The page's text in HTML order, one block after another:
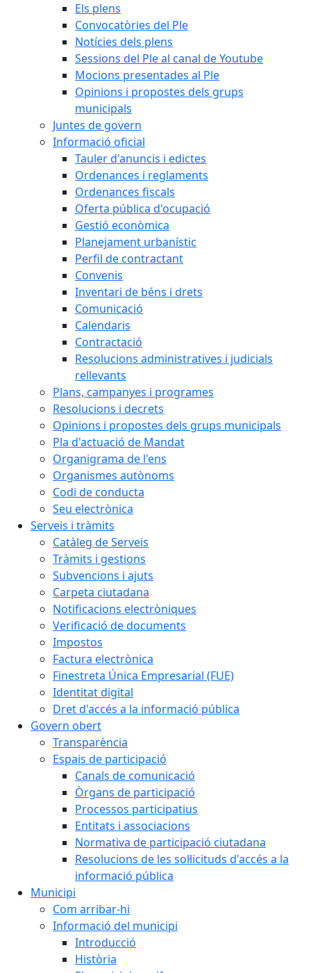
Els plens
Convocatòries del Ple
Notícies dels plens
Sessions del Ple al canal de Youtube
Mocions presentades al Ple
Opinions i propostes dels grups
municipals
Juntes de govern
Informació oficial
Tauler d'anuncis i edictes
Ordenances i reglaments
Ordenances fiscals
Oferta pública d'ocupació
Gestió econòmica
Planejament urbanístic
Perfil de contractant
Convenis
Inventari de béns i drets
Comunicació
Calendaris
Contractació
Resolucions administratives i judicials
rellevants
Plans, campanyes i programes
Resolucions i decrets
Opinions i propostes dels grups municipals
Pla d'actuació de Mandat
Organigrama de l'ens
Organismes autònoms
Codi de conducta
Seu electrònica
Serveis i tràmits
Catàleg de Serveis
Tràmits i gestions
Subvencions i ajuts
Carpeta ciutadana
Notificacions electròniques
Verificació de documents
Impostos
Factura electrònica
Finestreta Única Empresarial (FUE)
Identitat digital
Dret d'accés a la informació pública
Govern obert
Transparència
Espais de participació
Canals de comunicació
Òrgans de participació
Processos participatius
Entitats i associacions
Normativa de participació ciutadana
Resolucions de les sol·licituds d'accés a la
informació pública
Municipi
Com arribar-hi
Informació del municipi
Introducció
Història